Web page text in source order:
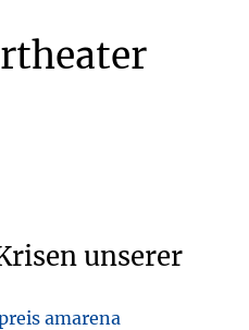
unserer
amarena